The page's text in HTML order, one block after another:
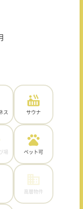
ス サウナ
場 ペット可
高層物件